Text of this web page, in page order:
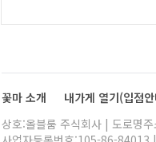
꽃마 소개 내가게 열기(입점
상호:올블룸 주식회사 | 도로명